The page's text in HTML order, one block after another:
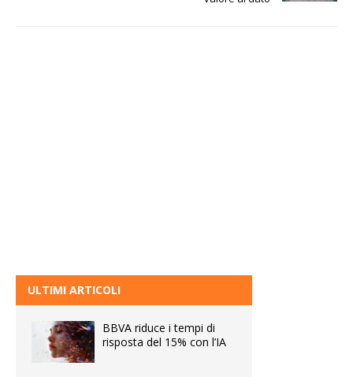
ULTIMI ARTICOLI
BBVA riduce i tempi di
risposta del 15% con l’IA